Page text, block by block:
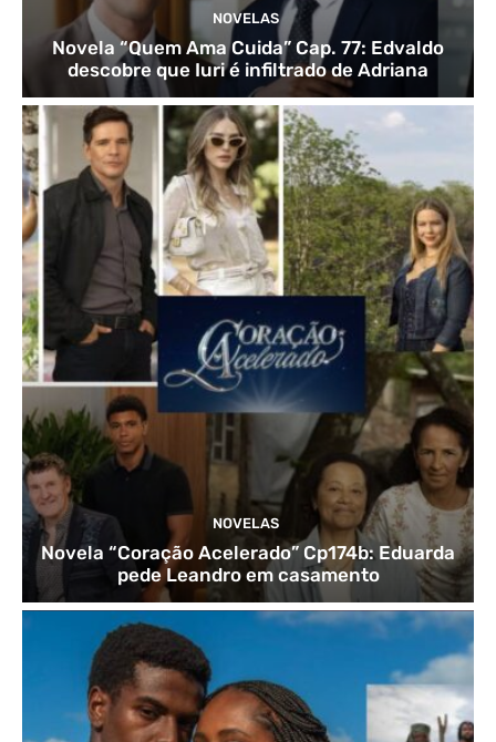
NOVELAS
Novela “Quem Ama Cuida” Cap. 77: Edvaldo
descobre que Iuri é infiltrado de Adriana
NOVELAS
Novela “Coração Acelerado” Cp174b: Eduarda
pede Leandro em casamento